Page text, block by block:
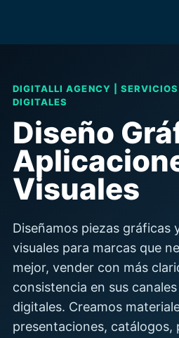
DIGITALLI AGENCY |
DIGITALES
Diseño
Visuales
Diseñamos piezas gráficas
visuales para marcas que
mejor, vender con más
consistencia en sus
digitales. Creamos
presentaciones, catálogos,